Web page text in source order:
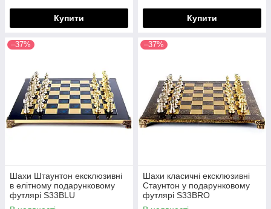
Купити Купити
–37%
Шахи Штаунтон ексклюзивні
в елітному подарунковому
футлярі S33BLU
–37%
Шахи класичні ексклюзивні
Стаунтон у подарунковому
футлярі S33BRO